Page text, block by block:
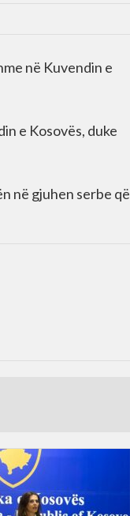
në Kuvendin e
e Kosovës, duke
në gjuhen serbe që